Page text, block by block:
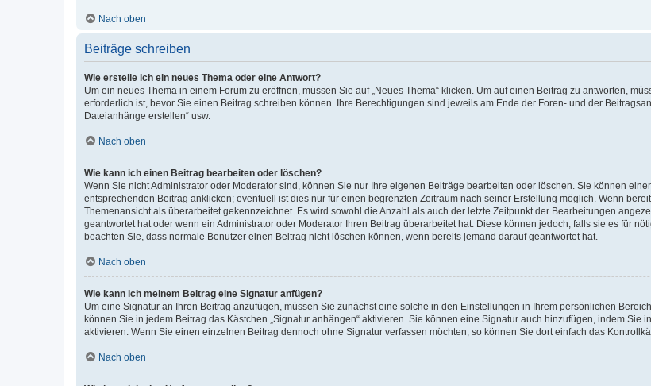
Nach oben
Beiträge schreiben
Wie erstelle ich ein neues Thema oder eine Antwort?
Um ein neues Thema in einem Forum zu eröffnen, müssen Sie auf „Neues Thema“ klicken. Um auf einen Beitrag zu antworten,
erforderlich ist, bevor Sie einen Beitrag schreiben können. Ihre Berechtigungen sind jeweils am Ende der Foren- und der
Dateianhänge erstellen“ usw.
Nach oben
Wie kann ich einen Beitrag bearbeiten oder löschen?
Wenn Sie nicht Administrator oder Moderator sind, können Sie nur Ihre eigenen Beiträge bearbeiten oder löschen. Sie können
entsprechenden Beitrag anklicken; eventuell ist dies nur für einen begrenzten Zeitraum nach seiner Erstellung möglich. Wenn
Themenansicht als überarbeitet gekennzeichnet. Es wird sowohl die Anzahl als auch der letzte Zeitpunkt der Bearbeitungen
geantwortet hat oder wenn ein Administrator oder Moderator Ihren Beitrag überarbeitet hat. Diese können jedoch, falls sie es für
beachten Sie, dass normale Benutzer einen Beitrag nicht löschen können, wenn bereits jemand darauf geantwortet hat.
Nach oben
Wie kann ich meinem Beitrag eine Signatur anfügen?
Um eine Signatur an Ihren Beitrag anzufügen, müssen Sie zunächst eine solche in den Einstellungen in Ihrem persönlichen
können Sie in jedem Beitrag das Kästchen „Signatur anhängen“ aktivieren. Sie können eine Signatur auch hinzufügen, indem
aktivieren. Wenn Sie einen einzelnen Beitrag dennoch ohne Signatur verfassen möchten, so können Sie dort einfach das
Nach oben